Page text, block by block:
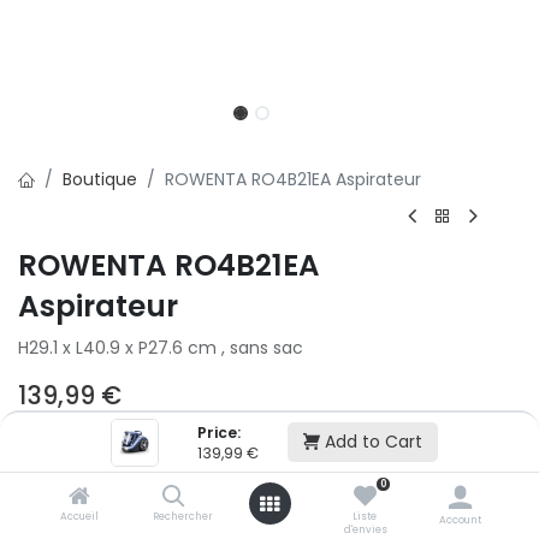
Price:
139,99 € Add to Cart
Accueil Rechercher
0
Liste
d'envies
Account
Boutique ROWENTA RO4B21EA Aspirateur
ROWENTA RO4B21EA
Aspirateur
H29.1 x L40.9 x P27.6 cm , sans sac
139,99 €
Ajouter au panier